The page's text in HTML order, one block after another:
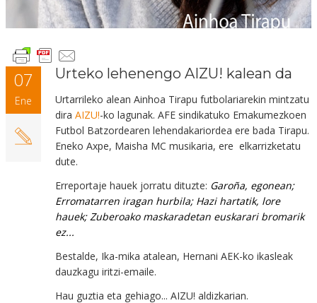
07
Ene
Urteko lehenengo AIZU! kalean da
Urtarrileko alean Ainhoa Tirapu futbolariarekin mintzatu
dira AIZU!-ko lagunak. AFE sindikatuko Emakumezkoen
Futbol Batzordearen lehendakariordea ere bada Tirapu.
Eneko Axpe, Maisha MC musikaria, ere elkarrizketatu
dute.
Erreportaje hauek jorratu dituzte: Garoña, egonean;
Erromatarren iragan hurbila; Hazi hartatik, lore
hauek; Zuberoako maskaradetan euskarari bromarik
ez...
Bestalde, Ika-mika atalean, Hernani AEK-ko ikasleak
dauzkagu iritzi-emaile.
Hau guztia eta gehiago... AIZU! aldizkarian.